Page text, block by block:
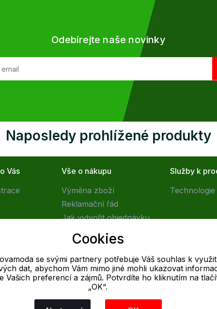
Odebírejte naše novinky
Naposledy prohlížené produkty
Vás
Vše o nákupu
Výměna zboží
Reklamační řád
Jak vytvořit objednávku
Obchodní podmínky
Doprava
Služby k
E-mail
info@outletovamoda.cz
Cookies
se svými partnery potřebuje Váš souhlas k
dat, abychom Vám mimo jiné mohli ukazovat
Vašich preferencí a zájmů. Potvrdíte ho kliknutím na
„OK“.